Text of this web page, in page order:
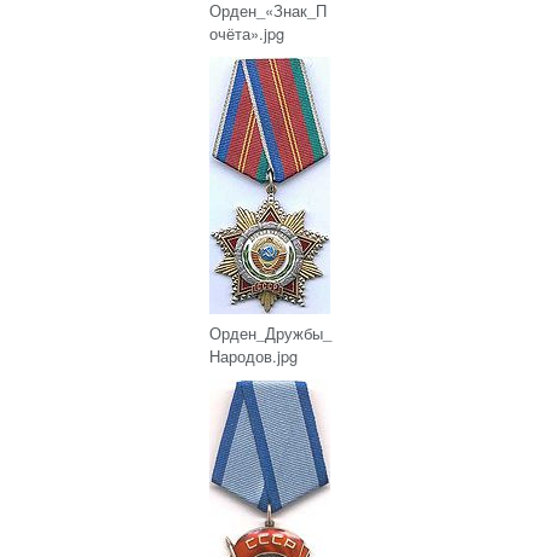
Орден_«Знак_П
очёта».jpg
Орден_Дружбы_
Народов.jpg